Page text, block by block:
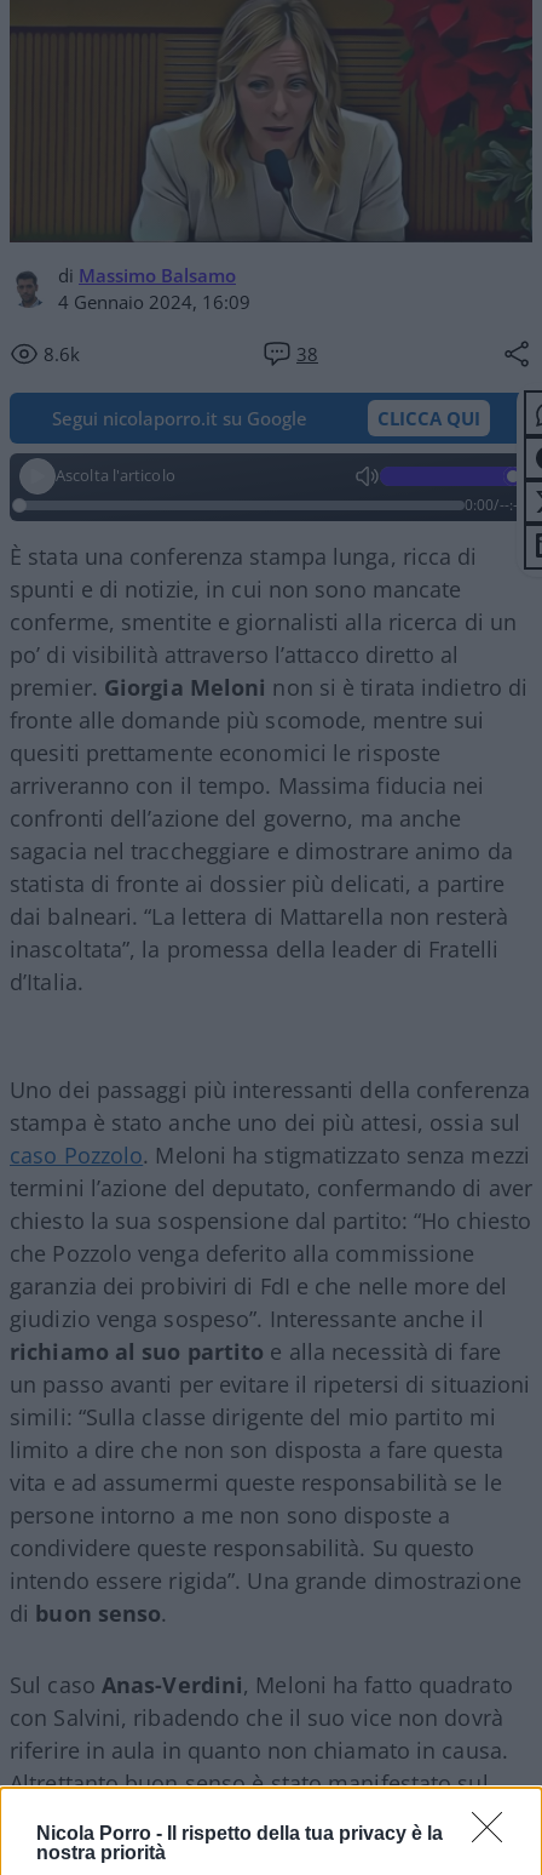
Nicola Porro -
Il rispetto della tua privacy è la
nostra priorità
di Massimo Balsamo
4 Gennaio 2024, 16:09
8.6k 38
Segui nicolaporro.it su Google CLICCA QUI
Ascolta l'articolo
0:00/--:--
È stata una conferenza stampa lunga, ricca di
spunti e di notizie, in cui non sono mancate
conferme, smentite e giornalisti alla ricerca di un
po’ di visibilità attraverso l’attacco diretto al
premier. Giorgia Meloni non si è tirata indietro di
fronte alle domande più scomode, mentre sui
quesiti prettamente economici le risposte
arriveranno con il tempo. Massima fiducia nei
confronti dell’azione del governo, ma anche
sagacia nel traccheggiare e dimostrare animo da
statista di fronte ai dossier più delicati, a partire
dai balneari. “La lettera di Mattarella non resterà
inascoltata”, la promessa della leader di Fratelli
d’Italia.
Uno dei passaggi più interessanti della conferenza
stampa è stato anche uno dei più attesi, ossia sul
caso Pozzolo. Meloni ha stigmatizzato senza mezzi
termini l’azione del deputato, confermando di aver
chiesto la sua sospensione dal partito: “Ho chiesto
che Pozzolo venga deferito alla commissione
garanzia dei probiviri di FdI e che nelle more del
giudizio venga sospeso”. Interessante anche il
richiamo al suo partito e alla necessità di fare
un passo avanti per evitare il ripetersi di situazioni
simili: “Sulla classe dirigente del mio partito mi
limito a dire che non son disposta a fare questa
vita e ad assumermi queste responsabilità se le
persone intorno a me non sono disposte a
condividere queste responsabilità. Su questo
intendo essere rigida”. Una grande dimostrazione
di buon senso.
Sul caso Anas-Verdini, Meloni ha fatto quadrato
con Salvini, ribadendo che il suo vice non dovrà
riferire in aula in quanto non chiamato in causa.
Altrettanto buon senso è stato manifestato sul
terzo mandato di sindaci e governatori, invocando
l’intervento delle Camere: riflettori accesi sul